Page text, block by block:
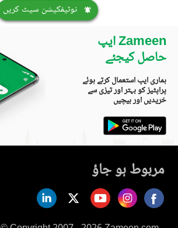
نوٹیفکیشن سیٹ کریں
Zameen ایپ
حاصل کیجئے
ہماری ایپ استعمال کرتے ہوئے
پراپٹیز کو بہتر اور تیزی سے
خریدیں اور بیچیں
مربوط ہو جاؤ